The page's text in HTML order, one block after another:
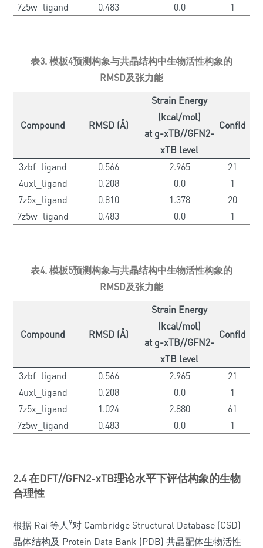
7z5w_ligand
0.483 0.0 1
表3. 模板4预测构象与共晶结构中生物活性构象的
RMSD及张力能
Compound RMSD (Å)
Strain Energy
(kcal/mol)
at g-xTB//GFN2-
xTB level
ConfId
3zbf_ligand 0.566 2.965
21
4uxl_ligand
0.208 0.0
1
7z5x_ligand
0.810 1.378
20
7z5w_ligand
0.483 0.0 1
表4. 模板5预测构象与共晶结构中生物活性构象的
RMSD及张力能
Compound RMSD (Å)
Strain Energy
(kcal/mol)
at g-xTB//GFN2-
xTB level
ConfId
3zbf_ligand 0.566 2.965
21
4uxl_ligand
0.208 0.0
1
7z5x_ligand
1.024 2.880
61
7z5w_ligand
0.483 0.0 1
2.4 在DFT//GFN2-xTB理论水平下评估构象的生物
合理性
根据 Rai 等人 9对 Cambridge Structural Database (CSD)
晶体结构及 Protein Data Bank (PDB) 共晶配体生物活性